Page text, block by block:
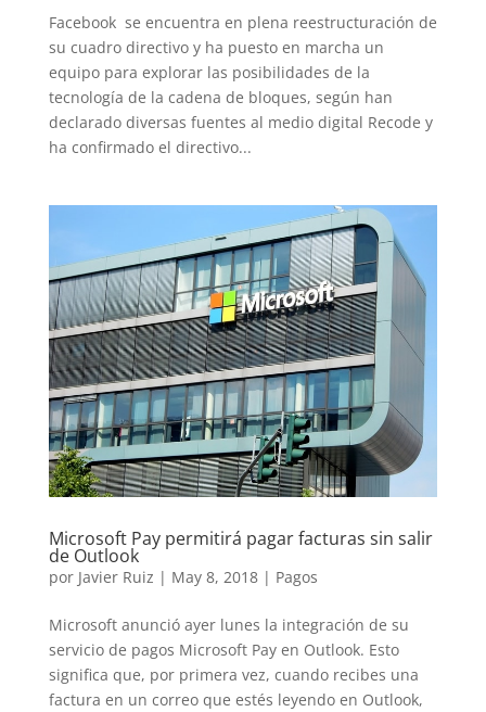
Facebook se encuentra en plena reestructuración de
su cuadro directivo y ha puesto en marcha un
equipo para explorar las posibilidades de la
tecnología de la cadena de bloques, según han
declarado diversas fuentes al medio digital Recode y
ha confirmado el directivo...
Microsoft Pay permitirá pagar facturas sin salir
de Outlook
por Javier Ruiz | May 8, 2018| Pagos
Microsoft anunció ayer lunes la integración de su
servicio de pagos Microsoft Pay en Outlook. Esto
significa que, por primera vez, cuando recibes una
factura en un correo que estés leyendo en Outlook,